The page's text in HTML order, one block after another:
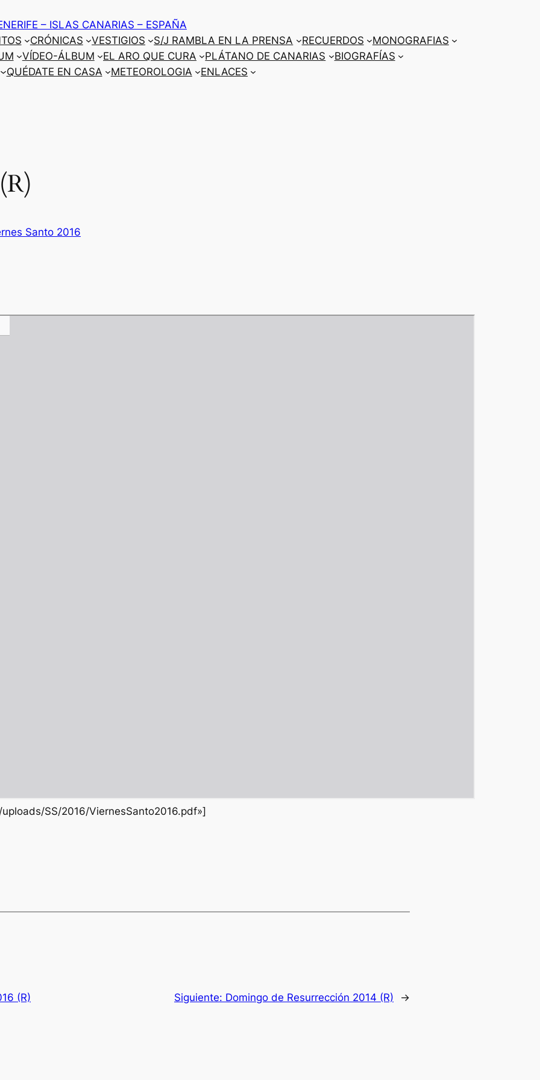
– ISLAS CANARIAS – ESPAÑA
CRÓNICAS VESTIGIOS S/J RAMBLA EN LA PRENSA RECUERDOS
MONOGRAFIAS
VÍDEO-ÁLBUM EL ARO QUE CURA PLÁTANO DE CANARIAS
BIOGRAFÍAS
QUÉDATE EN CASA METEOROLOGIA ENLACES
Santo 2016
SS/2016/ViernesSanto2016.pdf»]
(R) Siguiente: Domingo de Resurrección 2014 (R) →